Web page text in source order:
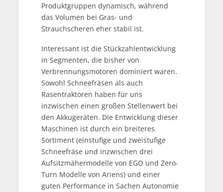
Produktgruppen dynamisch, während
das Volumen bei Gras- und
Strauchscheren eher stabil ist.
Interessant ist die Stückzahlentwicklung
in Segmenten, die bisher von
Verbrennungsmotoren dominiert waren.
Sowohl Schneefräsen als auch
Rasentraktoren haben für uns
inzwischen einen großen Stellenwert bei
den Akkugeräten. Die Entwicklung dieser
Maschinen ist durch ein breiteres
Sortiment (einstufige und zweistufige
Schneefräse und inzwischen drei
Aufsitzmähermodelle von EGO und Zero-
Turn Modelle von Ariens) und einer
guten Performance in Sachen Autonomie